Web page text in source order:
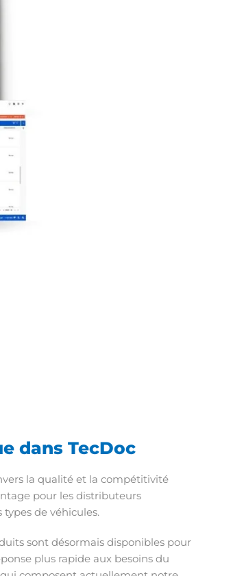
dans TecDoc
la qualité et la compétitivité
pour les distributeurs
de véhicules.
sont désormais disponibles pour
plus rapide aux besoins du